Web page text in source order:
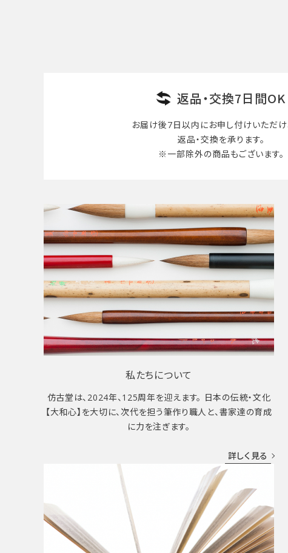
返品・交換7日間OK
お届け後7日以内にお申し付けいただけ
返品・交換を承ります。
※一部除外の商品もございます。
私たちについて
仿古堂は、2024年、125周年を迎えます。 日本の伝統・文化
【大和心】を大切に、次代を担う筆作り職人と、書家達の育成
に力を注ぎます。
詳しく見る